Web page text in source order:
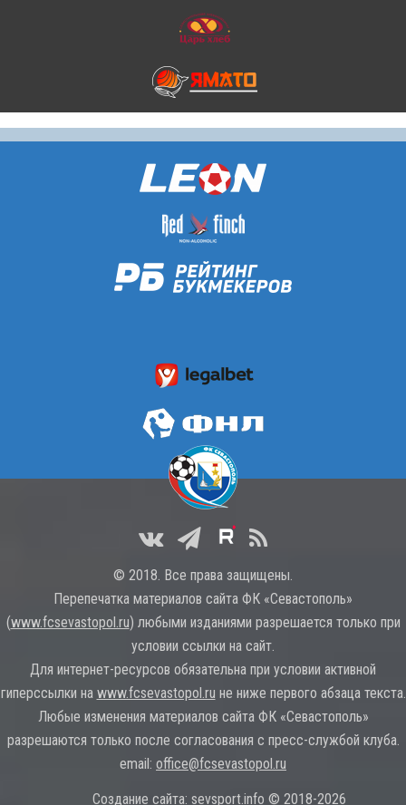
© 2018. Все права защищены.
Перепечатка материалов сайта ФК «Севастополь»
(www.fcsevastopol.ru) любыми изданиями разрешается только при
условии ссылки на сайт.
Для интернет-ресурсов обязательна при условии активной
гиперссылки на www.fcsevastopol.ru не ниже первого абзаца текста.
Любые изменения материалов сайта ФК «Севастополь»
разрешаются только после согласования с пресс-службой клуба.
email: office@fcsevastopol.ru
Создание сайта: sevsport.info © 2018-2026